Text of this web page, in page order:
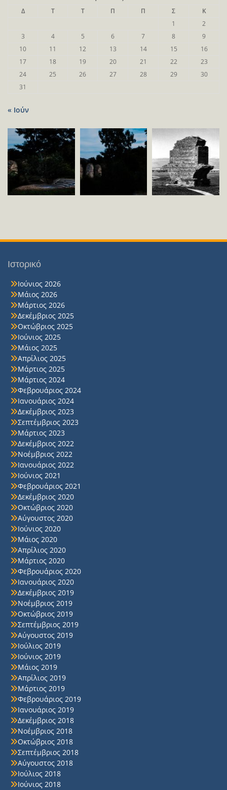
Δ Τ Τ Π Π Σ
Κ
1
2
3
4 5 6 7 8
9
10
11 12 13 14 15
16
17
18 19 20 21 22
23
24
25 26 27 28 29
30
31
« Ιούν
Ιστορικό
Ιούνιος 2026
Μάιος 2026
Μάρτιος 2026
Δεκέμβριος 2025
Οκτώβριος 2025
Ιούνιος 2025
Μάιος 2025
Απρίλιος 2025
Μάρτιος 2025
Μάρτιος 2024
Φεβρουάριος 2024
Ιανουάριος 2024
Δεκέμβριος 2023
Σεπτέμβριος 2023
Μάρτιος 2023
Δεκέμβριος 2022
Νοέμβριος 2022
Ιανουάριος 2022
Ιούνιος 2021
Φεβρουάριος 2021
Δεκέμβριος 2020
Οκτώβριος 2020
Αύγουστος 2020
Ιούνιος 2020
Μάιος 2020
Απρίλιος 2020
Μάρτιος 2020
Φεβρουάριος 2020
Ιανουάριος 2020
Δεκέμβριος 2019
Νοέμβριος 2019
Οκτώβριος 2019
Σεπτέμβριος 2019
Αύγουστος 2019
Ιούλιος 2019
Ιούνιος 2019
Μάιος 2019
Απρίλιος 2019
Μάρτιος 2019
Φεβρουάριος 2019
Ιανουάριος 2019
Δεκέμβριος 2018
Νοέμβριος 2018
Οκτώβριος 2018
Σεπτέμβριος 2018
Αύγουστος 2018
Ιούλιος 2018
Ιούνιος 2018